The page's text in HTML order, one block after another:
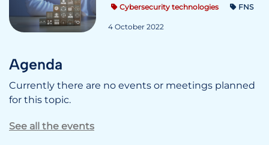
Cybersecurity technologies
FNS
4 October 2022
Agenda
Currently there are no events or meetings planned
for this topic.
See all the events